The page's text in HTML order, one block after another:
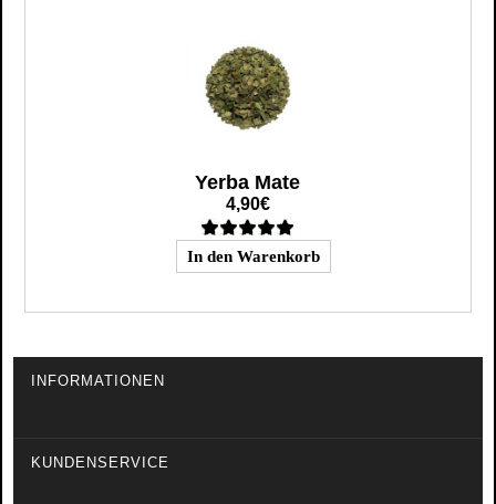
Yerba Mate
4,90€
INFORMATIONEN
KUNDENSERVICE